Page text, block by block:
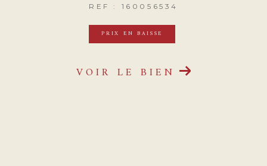
REF : 160056534
PRIX EN BAISSE
VOIR LE BIEN